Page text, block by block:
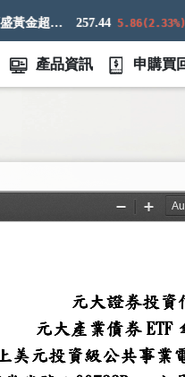
標普高盛黃金超額回報指數 257.44 5.86(2.33%)
產品資訊 申購買